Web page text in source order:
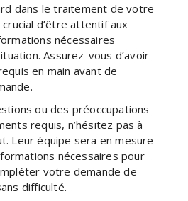
dans le traitement de votre
d’être attentif aux
nécessaires
Assurez-vous d’avoir
en main avant de
ou des préoccupations
requis, n’hésitez pas à
Leur équipe sera en mesure
nécessaires pour
votre demande de
difficulté.